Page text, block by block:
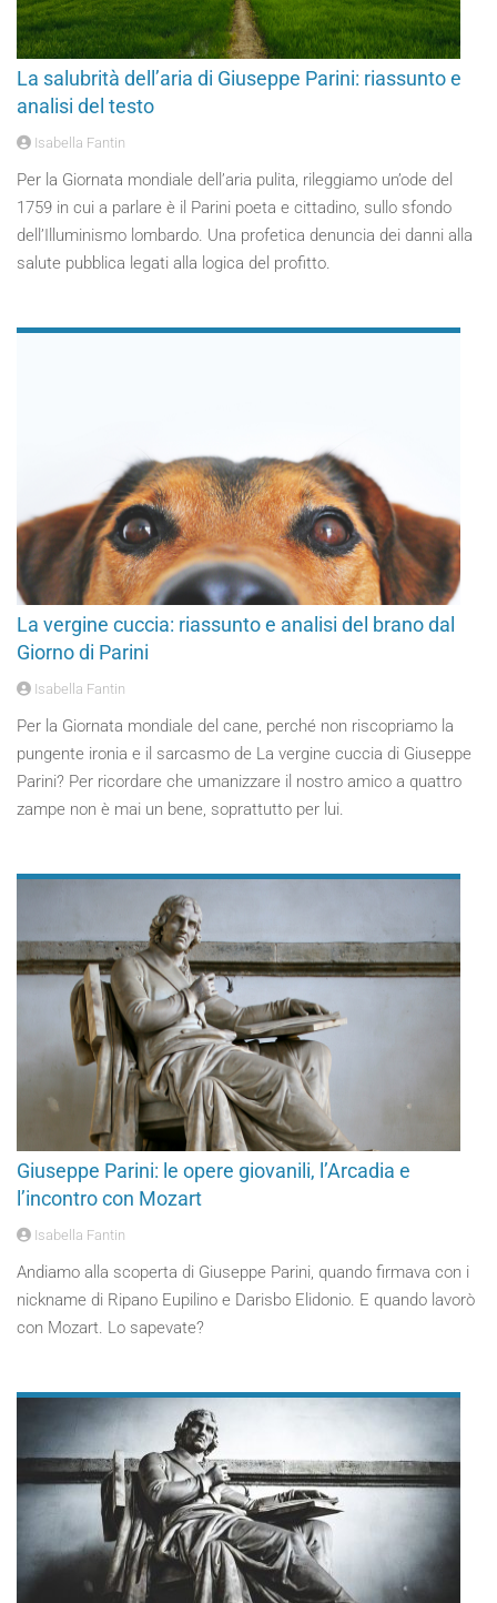
La salubrità dell’aria di Giuseppe Parini: riassunto e
analisi del testo
Isabella Fantin
Per la Giornata mondiale dell’aria pulita, rileggiamo un’ode del
1759 in cui a parlare è il Parini poeta e cittadino, sullo sfondo
dell’Illuminismo lombardo. Una profetica denuncia dei danni alla
salute pubblica legati alla logica del profitto.
La vergine cuccia: riassunto e analisi del brano dal
Giorno di Parini
Isabella Fantin
Per la Giornata mondiale del cane, perché non riscopriamo la
pungente ironia e il sarcasmo de La vergine cuccia di Giuseppe
Parini? Per ricordare che umanizzare il nostro amico a quattro
zampe non è mai un bene, soprattutto per lui.
Giuseppe Parini: le opere giovanili, l’Arcadia e
l’incontro con Mozart
Isabella Fantin
Andiamo alla scoperta di Giuseppe Parini, quando firmava con i
nickname di Ripano Eupilino e Darisbo Elidonio. E quando lavorò
con Mozart. Lo sapevate?